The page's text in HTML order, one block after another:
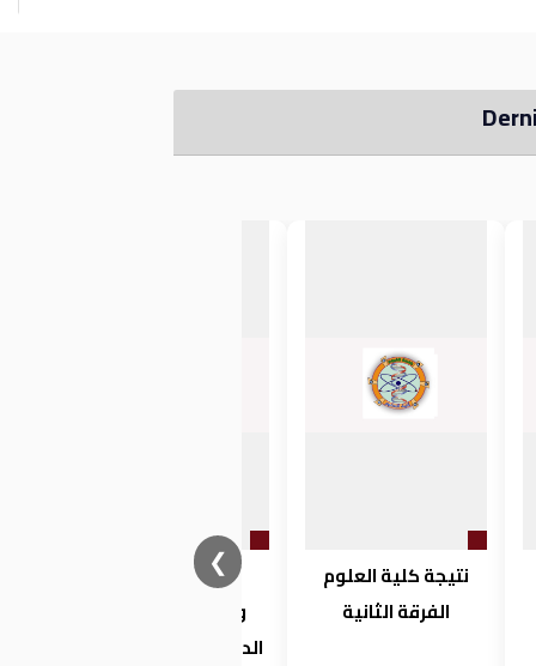
❮
فتح باب القيد
والتسجيل ببرامج
الدراسات العليا بكلية
نتيجة كلية العلوم
الفرقة الثانية